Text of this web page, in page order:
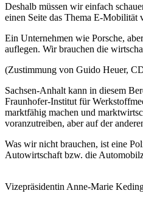
Deshalb müssen wir einfach
einen Seite das Thema E-Mobilität
Ein Unternehmen wie Porsche,
auflegen. Wir brauchen die
(Zustimmung von Guido Heuer,
Sachsen-Anhalt kann in diesem
Fraunhofer-Institut für
marktfähig machen und
voranzutreiben, aber auf der
Was wir nicht brauchen, ist eine
Autowirtschaft bzw. die
Vizepräsidentin Anne-Marie